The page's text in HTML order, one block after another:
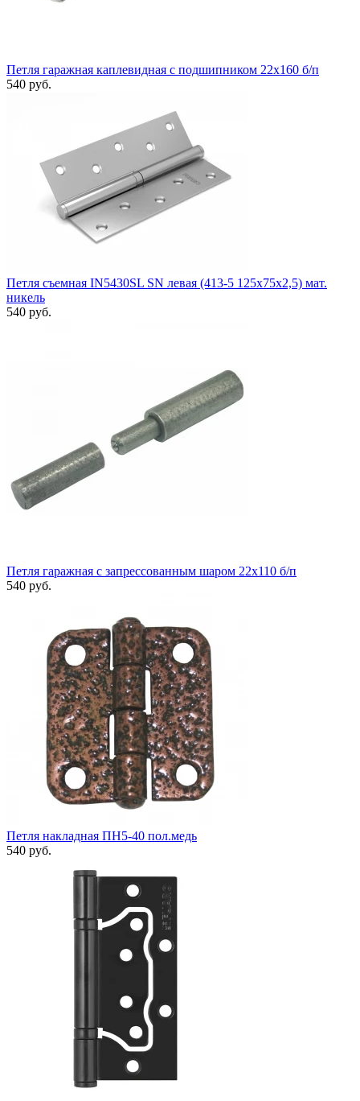
Петля гаражная каплевидная с подшипником 22x160 б/п
540 руб.
Петля съемная IN5430SL SN левая (413-5 125x75x2,5) мат.
никель
540 руб.
Петля гаражная с запрессованным шаром 22х110 б/п
540 руб.
Петля накладная ПН5-40 пол.медь
540 руб.